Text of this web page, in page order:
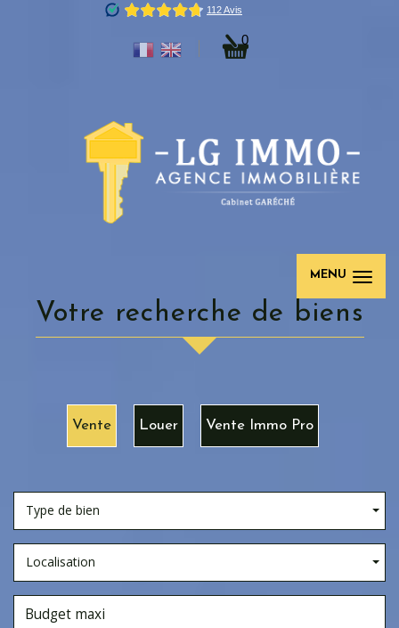
0
MENU
votre recherche de biens
Vente Louer Vente Immo Pro
Type de bien
Localisation